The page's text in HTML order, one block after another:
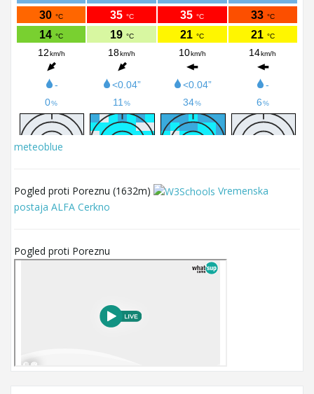
meteoblue
Pogled proti Poreznu (1632m)
Vremenska
postaja ALFA Cerkno
Pogled proti Poreznu